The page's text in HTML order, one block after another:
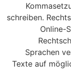
schreiben.
Online-
Sprachen
Texte auf